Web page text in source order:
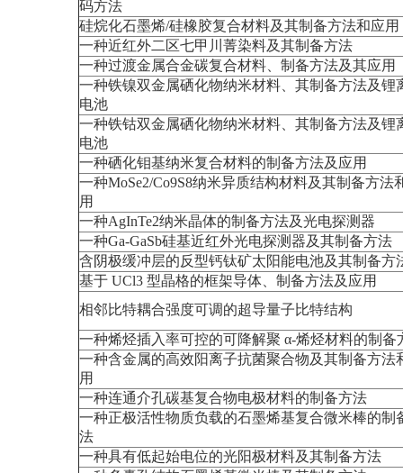
码方法
硅烷化石墨烯/硅橡胶复合材料及其制备方法和应用
一种近红外二区七甲川菁染料及其制备方法
一种过渡金属合金碳复合材料、制备方法及其应用
一种铁镍双金属硒化物纳米材料、其制备方法及锂
电池
一种铁钴双金属硒化物纳米材料、其制备方法及锂
电池
一种硒化钼基纳米复合材料的制备方法及应用
一种MoSe2/Co9S8纳米异质结构材料及其制备方法
用
一种AgInTe2纳米晶体的制备方法及光电探测器
一种Ga-GaSb硅基近红外光电探测器及其制备方法
含阴极缓冲层的反型钙钛矿太阳能电池及其制备方
基于 UCl3 型晶格的框架导体、制备方法及应用
相邻比特耦合强度可调的超导量子比特结构
一种烯烃插入率可控的可降解聚 α-烯烃材料的制备
一种含金属的高效阳离子抗菌聚合物及其制备方法
用
一种连通介孔碳基复合物电极材料的制备方法
一种正极活性物质负载的石墨烯基复合微米棒的制
法
一种具有低起始电位的光阳极材料及其制备方法